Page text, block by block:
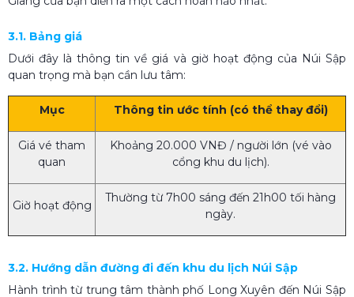
3.1. Bảng giá
Dưới đây là thông tin về giá và giờ hoạt động của Núi Sập
quan trọng mà bạn cần lưu tâm:
Mục Thông tin ước tính (có thể thay đổi)
Giá vé tham
quan
Khoảng 20.000 VNĐ / người lớn (vé vào
cổng khu du lịch).
Giờ hoạt động
Thường từ 7h00 sáng đến 21h00 tối hàng
ngày.
3.2. Hướng dẫn đường đi đến khu du lịch Núi Sập
Hành trình từ trung tâm thành phố Long Xuyên đến Núi Sập